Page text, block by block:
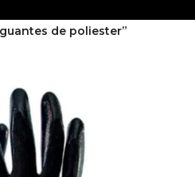
de poliester”